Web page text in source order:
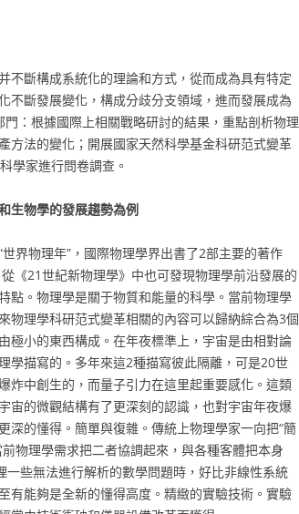
不斷構成系統化的理論和方式，從而成為具有特定
不斷發展變化，構成分歧分支領域，進而發展成為
：根據國際上相關戰略研討的結果，重點剖析物理
方法的變化；開展國家天然科學基金科研范式變革
學家進行問卷調查。
生物學的發展趨勢為例
界物理年”，國際物理學界出書了2部主要的著作
21世紀新物理學》中也可發現物理學前沿發展的
點。物理學是關于物質和能量的科學。當前物理學
物理學科研范式變革相關的內容可以歸納綜合為3個
極小的東西構成。在年夜標準上，宇宙是由相對論
學描寫的。多年來這2種描寫彼此隔離，可是20世
中創生的，而量子引力在這里起重要感化。這類
宙的微觀結構有了更深刻的認識，也對宇宙年夜爆
深的懂得。簡單與復雜。傳統上物理學家一向把“簡
物理學需求把二者協調起來，與各種客體把本身
一些無法進行解析的數學問題時，好比非線性系統
有能夠是全新的懂得高度。精緻的實驗技術。實驗